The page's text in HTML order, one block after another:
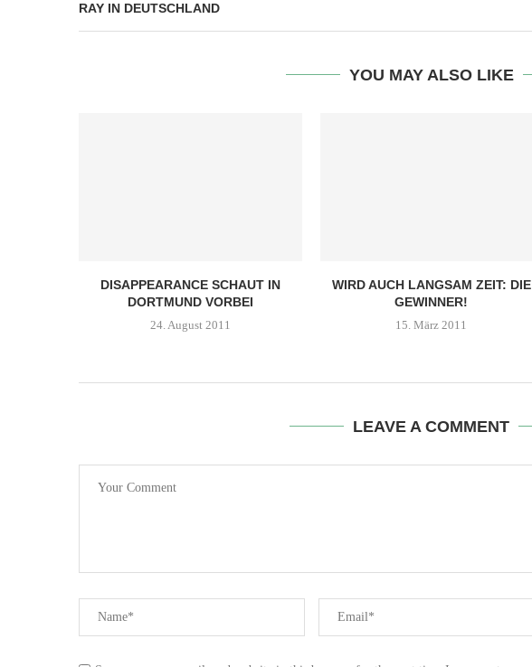
RAY IN DEUTSCHLAND
YOU MAY ALSO LIKE
DISAPPEARANCE SCHAUT IN
DORTMUND VORBEI
24. August 2011
WIRD AUCH LANGSAM ZEIT: DIE
GEWINNER!
15. März 2011
LEAVE A COMMENT